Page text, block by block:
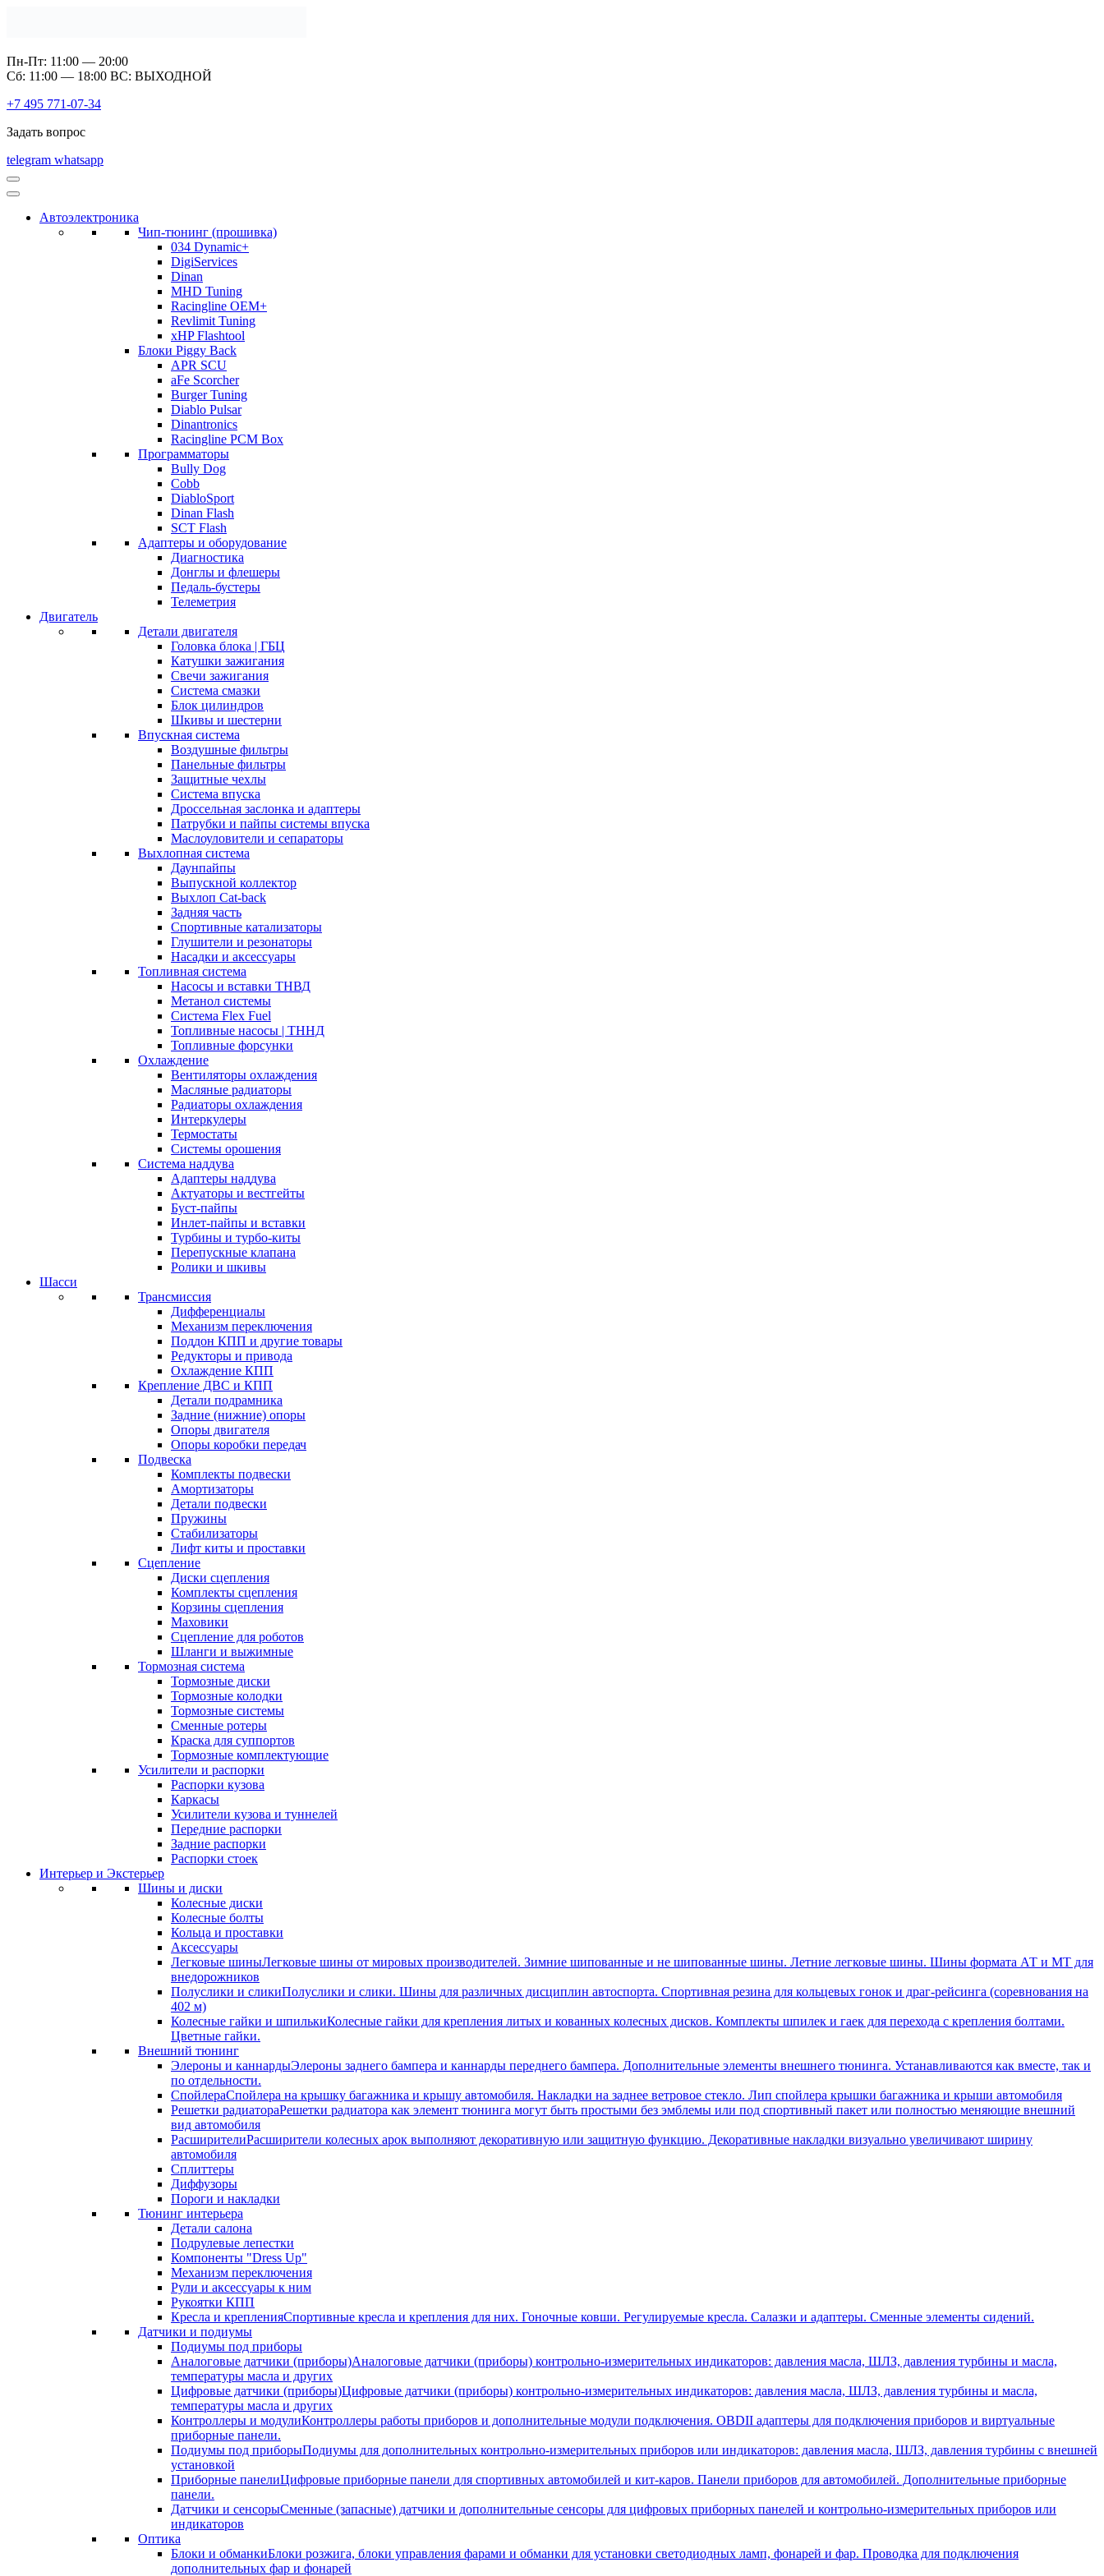
Пн-Пт: 11:00 — 20:00
Сб: 11:00 — 18:00 ВС: ВЫХОДНОЙ
+7 495 771-07-34
Задать вопрос
telegram whatsapp
Автоэлектроника
Чип-тюнинг (прошивка)
034 Dynamic+
DigiServices
Dinan
MHD Tuning
Racingline OEM+
Revlimit Tuning
xHP Flashtool
Блоки Piggy Back
APR SCU
aFe Scorcher
Burger Tuning
Diablo Pulsar
Dinantronics
Racingline PCM Box
Программаторы
Bully Dog
Cobb
DiabloSport
Dinan Flash
SCT Flash
Адаптеры и оборудование
Диагностика
Донглы и флешеры
Педаль-бустеры
Телеметрия
Двигатель
Детали двигателя
Головка блока | ГБЦ
Катушки зажигания
Свечи зажигания
Система смазки
Блок цилиндров
Шкивы и шестерни
Впускная система
Воздушные фильтры
Панельные фильтры
Защитные чехлы
Система впуска
Дроссельная заслонка и адаптеры
Патрубки и пайпы системы впуска
Маслоуловители и сепараторы
Выхлопная система
Даунпайпы
Выпускной коллектор
Выхлоп Cat-back
Задняя часть
Спортивные катализаторы
Глушители и резонаторы
Насадки и аксессуары
Топливная система
Насосы и вставки ТНВД
Метанол системы
Система Flex Fuel
Топливные насосы | ТННД
Топливные форсунки
Охлаждение
Вентиляторы охлаждения
Масляные радиаторы
Радиаторы охлаждения
Интеркулеры
Термостаты
Системы орошения
Система наддува
Адаптеры наддува
Актуаторы и вестгейты
Буст-пайпы
Инлет-пайпы и вставки
Турбины и турбо-киты
Перепускные клапана
Ролики и шкивы
Шасси
Трансмиссия
Дифференциалы
Механизм переключения
Поддон КПП и другие товары
Редукторы и привода
Охлаждение КПП
Крепление ДВС и КПП
Детали подрамника
Задние (нижние) опоры
Опоры двигателя
Опоры коробки передач
Подвеска
Комплекты подвески
Амортизаторы
Детали подвески
Пружины
Стабилизаторы
Лифт киты и проставки
Сцепление
Диски сцепления
Комплекты сцепления
Корзины сцепления
Маховики
Сцепление для роботов
Шланги и выжимные
Тормозная система
Тормозные диски
Тормозные колодки
Тормозные системы
Сменные ротеры
Краска для суппортов
Тормозные комплектующие
Усилители и распорки
Распорки кузова
Каркасы
Усилители кузова и туннелей
Передние распорки
Задние распорки
Распорки стоек
Интерьер и Экстерьер
Шины и диски
Колесные диски
Колесные болты
Кольца и проставки
Аксессуары
Легковые шиныЛегковые шины от мировых производителей. Зимние шипованные и не шипованные шины. Летние легковые шины. Шины формата АТ и МТ для
внедорожников
Полуслики и сликиПолуслики и слики. Шины для различных дисциплин автоспорта. Спортивная резина для кольцевых гонок и драг-рейсинга (соревнования на
402 м)
Колесные гайки и шпилькиКолесные гайки для крепления литых и кованных колесных дисков. Комплекты шпилек и гаек для перехода с крепления болтами.
Цветные гайки.
Внешний тюнинг
Элероны и каннардыЭлероны заднего бампера и каннарды переднего бампера. Дополнительные элементы внешнего тюнинга. Устанавливаются как вместе, так и
по отдельности.
СпойлераСпойлера на крышку багажника и крышу автомобиля. Накладки на заднее ветровое стекло. Лип спойлера крышки багажника и крыши автомобиля
Решетки радиатораРешетки радиатора как элемент тюнинга могут быть простыми без эмблемы или под спортивный пакет или полностью меняющие внешний
вид автомобиля
РасширителиРасширители колесных арок выполняют декоративную или защитную функцию. Декоративные накладки визуально увеличивают ширину
автомобиля
Сплиттеры
Диффузоры
Пороги и накладки
Тюнинг интерьера
Детали салона
Подрулевые лепестки
Компоненты "Dress Up"
Механизм переключения
Рули и аксессуары к ним
Рукоятки КПП
Кресла и крепленияСпортивные кресла и крепления для них. Гоночные ковши. Регулируемые кресла. Салазки и адаптеры. Сменные элементы сидений.
Датчики и подиумы
Подиумы под приборы
Аналоговые датчики (приборы)Аналоговые датчики (приборы) контрольно-измерительных индикаторов: давления масла, ШЛЗ, давления турбины и масла,
температуры масла и других
Цифровые датчики (приборы)Цифровые датчики (приборы) контрольно-измерительных индикаторов: давления масла, ШЛЗ, давления турбины и масла,
температуры масла и других
Контроллеры и модулиКонтроллеры работы приборов и дополнительные модули подключения. OBDII адаптеры для подключения приборов и виртуальные
приборные панели.
Подиумы под приборыПодиумы для дополнительных контрольно-измерительных приборов или индикаторов: давления масла, ШЛЗ, давления турбины с внешней
установкой
Приборные панелиЦифровые приборные панели для спортивных автомобилей и кит-каров. Панели приборов для автомобилей. Дополнительные приборные
панели.
Датчики и сенсорыСменные (запасные) датчики и дополнительные сенсоры для цифровых приборных панелей и контрольно-измерительных приборов или
индикаторов
Оптика
Блоки и обманкиБлоки розжига, блоки управления фарами и обманки для установки светодиодных ламп, фонарей и фар. Проводка для подключения
дополнительных фар и фонарей